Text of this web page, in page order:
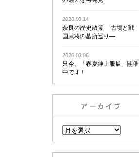
2026.03.14
奈良の歴史散策 ―古墳と戦
国武将の墓所巡り―
2026.03.06
只今、「春夏紳士服展」開催
中です！